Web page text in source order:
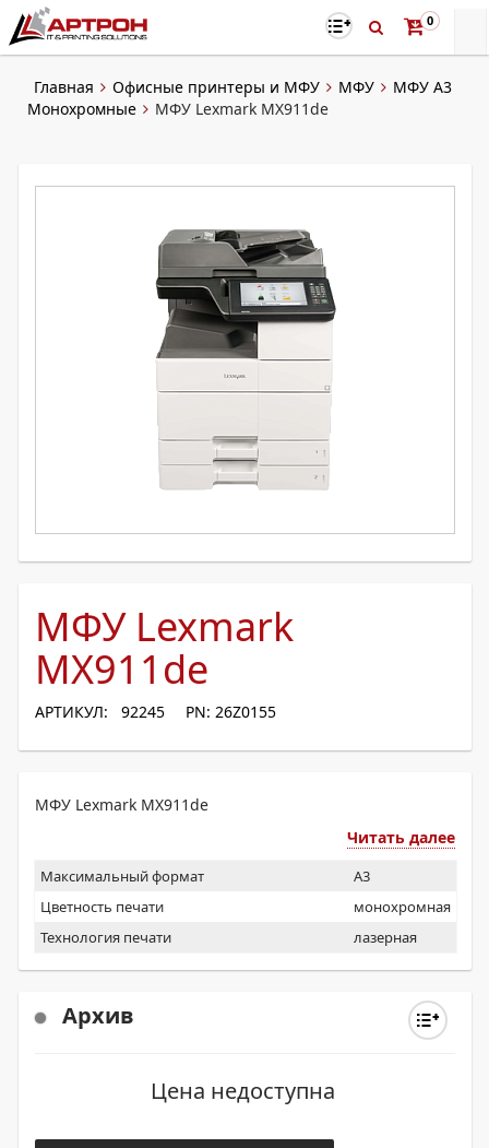
0
Главная Офисные принтеры и МФУ МФУ
МФУ А3
Монохромные
МФУ Lexmark MX911de
МФУ Lexmark
MX911de
АРТИКУЛ: 92245 PN: 26Z0155
МФУ Lexmark MX911de
Читать далее
Максимальный формат
A3
Цветность печати
монохромная
Технология печати
лазерная
Архив
Цена недоступна